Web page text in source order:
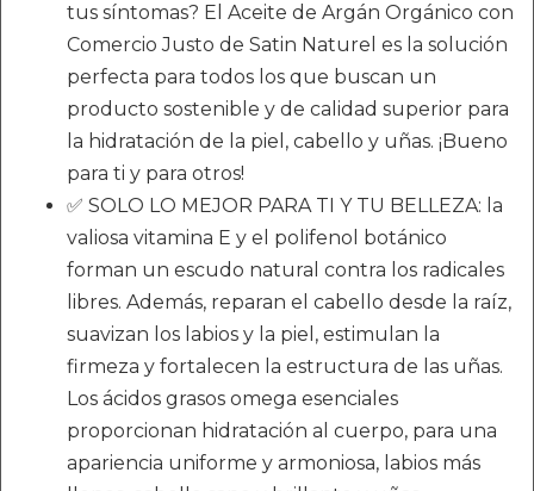
tus síntomas? El Aceite de Argán Orgánico con
Comercio Justo de Satin Naturel es la solución
perfecta para todos los que buscan un
producto sostenible y de calidad superior para
la hidratación de la piel, cabello y uñas. ¡Bueno
para ti y para otros!
✅ SOLO LO MEJOR PARA TI Y TU BELLEZA: la
valiosa vitamina E y el polifenol botánico
forman un escudo natural contra los radicales
libres. Además, reparan el cabello desde la raíz,
suavizan los labios y la piel, estimulan la
firmeza y fortalecen la estructura de las uñas.
Los ácidos grasos omega esenciales
proporcionan hidratación al cuerpo, para una
apariencia uniforme y armoniosa, labios más